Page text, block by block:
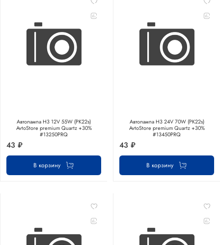
Автолампа H3 12V 55W (PK22s)
AvtoStore premium Quartz +30%
#13250PRQ
43 ₽
В корзину
Автолампа H3 24V 70W (PK22s)
AvtoStore premium Quartz +30%
#13450PRQ
43 ₽
В корзину